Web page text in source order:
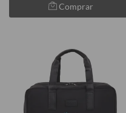
Comprar